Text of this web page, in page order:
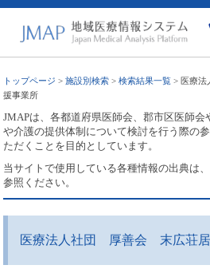
トップページ >施設別検索 >検索結果一覧 > 医療
援事業所
JMAPは、各都道府県医師会、郡市区医師
や介護の提供体制について検討を行う際の
ただくことを目的としています。
当サイトで使用している各種情報の出典は、
参照ください。
医療法人社団 厚善会 末広荘居